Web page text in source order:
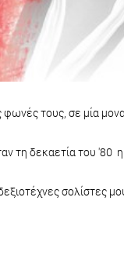
τους, σε μία
τη δεκαετία του
σολίστες